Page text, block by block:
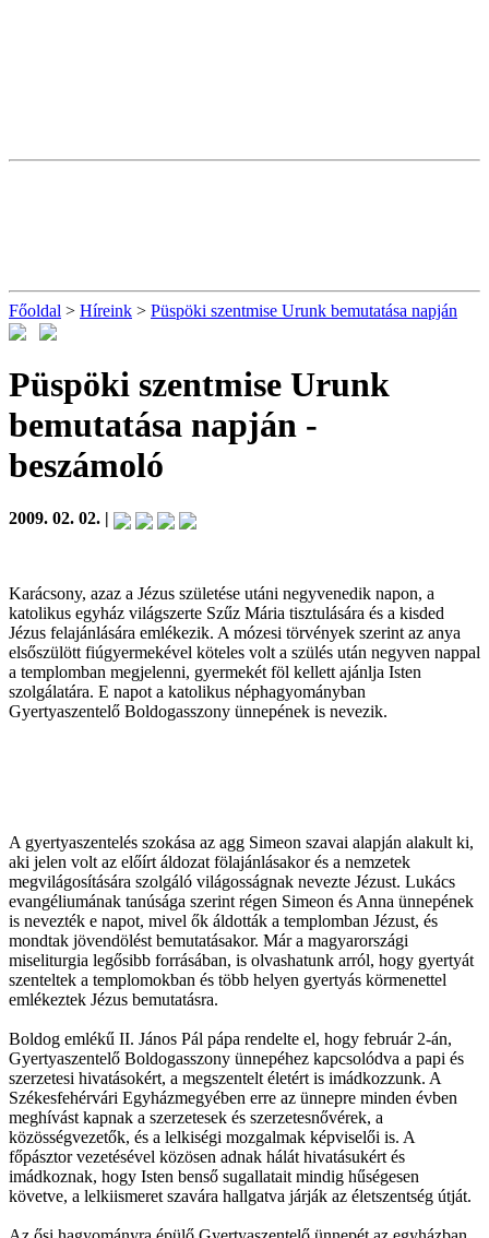
Főoldal > Híreink > Püspöki szentmise Urunk bemutatása napján
Püspöki szentmise Urunk
bemutatása napján -
beszámoló
2009. 02. 02. |
Karácsony, azaz a Jézus születése utáni negyvenedik napon, a
katolikus egyház világszerte Szűz Mária tisztulására és a kisded
Jézus felajánlására emlékezik. A mózesi törvények szerint az anya
elsőszülött fiúgyermekével köteles volt a szülés után negyven nappal
a templomban megjelenni, gyermekét föl kellett ajánlja Isten
szolgálatára. E napot a katolikus néphagyományban
Gyertyaszentelő Boldogasszony ünnepének is nevezik.
A gyertyaszentelés szokása az agg Simeon szavai alapján alakult ki,
aki jelen volt az előírt áldozat fölajánlásakor és a nemzetek
megvilágosítására szolgáló világosságnak nevezte Jézust. Lukács
evangéliumának tanúsága szerint régen Simeon és Anna ünnepének
is nevezték e napot, mivel ők áldották a templomban Jézust, és
mondtak jövendölést bemutatásakor. Már a magyarországi
miseliturgia legősibb forrásában, is olvashatunk arról, hogy gyertyát
szenteltek a templomokban és több helyen gyertyás körmenettel
emlékeztek Jézus bemutatásra.
Boldog emlékű II. János Pál pápa rendelte el, hogy február 2-án,
Gyertyaszentelő Boldogasszony ünnepéhez kapcsolódva a papi és
szerzetesi hivatásokért, a megszentelt életért is imádkozzunk. A
Székesfehérvári Egyházmegyében erre az ünnepre minden évben
meghívást kapnak a szerzetesek és szerzetesnővérek, a
közösségvezetők, és a lelkiségi mozgalmak képviselői is. A
főpásztor vezetésével közösen adnak hálát hivatásukért és
imádkoznak, hogy Isten benső sugallatait mindig hűségesen
követve, a lelkiismeret szavára hallgatva járják az életszentség útját.